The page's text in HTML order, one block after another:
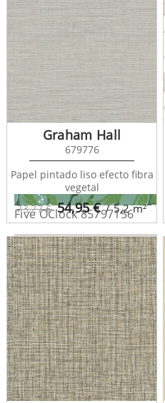
Five OClock 85797156
73,27 € 54,95€ / 5,2m²
Graham Hall
679776
Papel pintado liso efecto fibra
vegetal